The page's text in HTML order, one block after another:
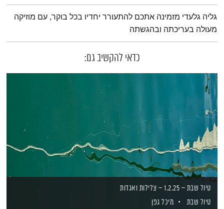
תמצית הפודקאסט
גליה גלעדי מזמינה אתכם להתעורר יחדיו בכל בוקר, עם מוזיקה
מעולה בעריכתה ובהגשתה
כדאי להקשיב גם:
טיול שבת – 1.2.25 – צלילות ואגדות
טיול שבת
מיכל גפן